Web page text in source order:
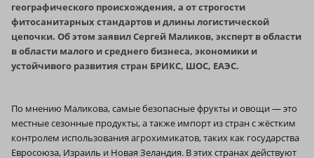
географического происхождения, а от строгости
фитосанитарных стандартов и длины логистической
цепочки. Об этом заявил Сергей Маликов, эксперт в области
в области малого и среднего бизнеса, экономики и
устойчивого развития стран БРИКС, ШОС, ЕАЭС.
По мнению Маликова, самые безопасные фрукты и овощи — это
местные сезонные продукты, а также импорт из стран с жёстким
контролем использования агрохимикатов, таких как государства
Евросоюза, Израиль и Новая Зеландия. В этих странах действуют